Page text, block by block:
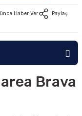
Haber Ver
Paylaş
Brava